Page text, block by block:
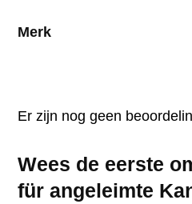
Merk
Er zijn nog geen
Wees de eerste
für angeleimte